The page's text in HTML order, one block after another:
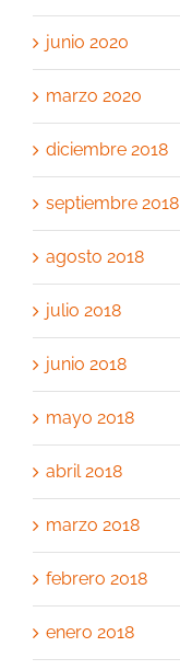
junio 2020
marzo 2020
diciembre 2018
septiembre 2018
agosto 2018
julio 2018
junio 2018
mayo 2018
abril 2018
marzo 2018
febrero 2018
enero 2018